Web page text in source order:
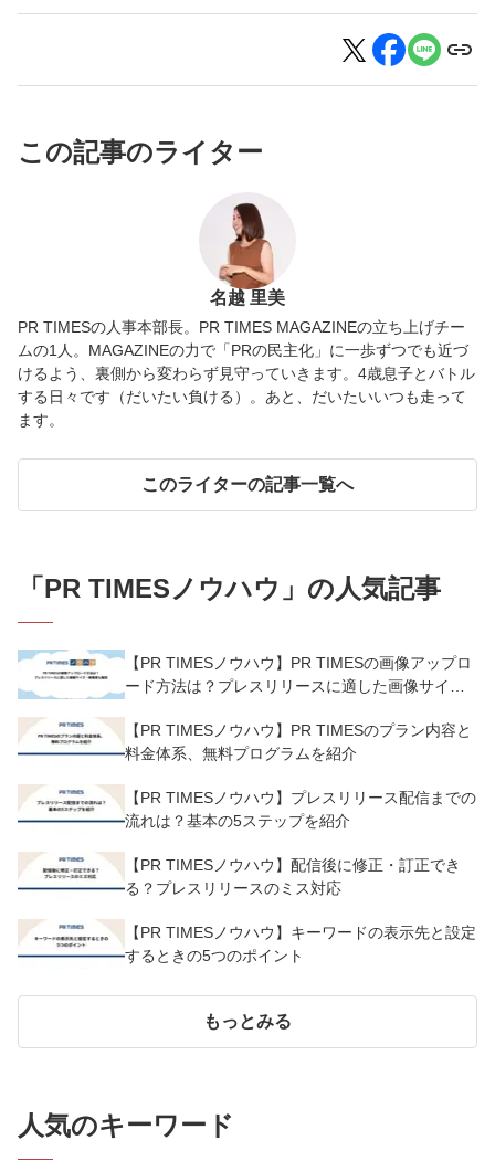
この記事のライター
名越 里美
PR TIMESの人事本部長。PR TIMES MAGAZINEの立ち上げチー
ムの1人。MAGAZINEの力で「PRの民主化」に一歩ずつでも近づ
けるよう、裏側から変わらず見守っていきます。4歳息子とバトル
する日々です（だいたい負ける）。あと、だいたいいつも走って
ます。
このライターの記事一覧へ
「 PR TIMESノウハウ 」の人気記事
【PR TIMESノウハウ】PR TIMESの画像アップロ
ード方法は？プレスリリースに適した画像サイ
【PR TIMESノウハウ】PR TIMESのプラン内容と
料金体系、無料プログラムを紹介
【PR TIMESノウハウ】プレスリリース配信までの
流れは？基本の5ステップを紹介
【PR TIMESノウハウ】配信後に修正・訂正でき
る？プレスリリースのミス対応
【PR TIMESノウハウ】キーワードの表示先と設定
するときの5つのポイント
もっとみる
人気のキーワード